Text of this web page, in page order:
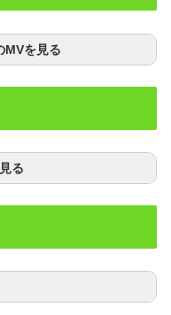
MVを見る
る